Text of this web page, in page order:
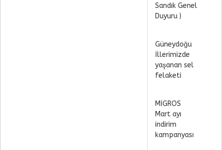
Sandık Genel
Duyuru )
Güneydoğu
İllerimizde
yaşanan sel
felaketi
MİGROS
Mart ayı
indirim
kampanyası